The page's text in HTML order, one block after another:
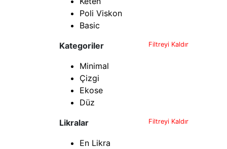
Poli Viskon
Basic
Kategoriler
Filtreyi Kaldır
Minimal
Çizgi
Ekose
Düz
Likralar
Filtreyi Kaldır
En Likra